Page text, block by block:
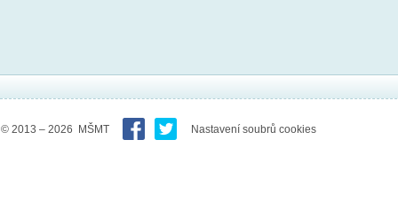
© 2013 – 2026 MŠMT Nastavení soubrů cookies